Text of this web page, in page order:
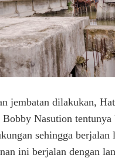
jembatan dilakukan,
Bobby Nasution tentunya
sehingga berjalan
ini berjalan dengan